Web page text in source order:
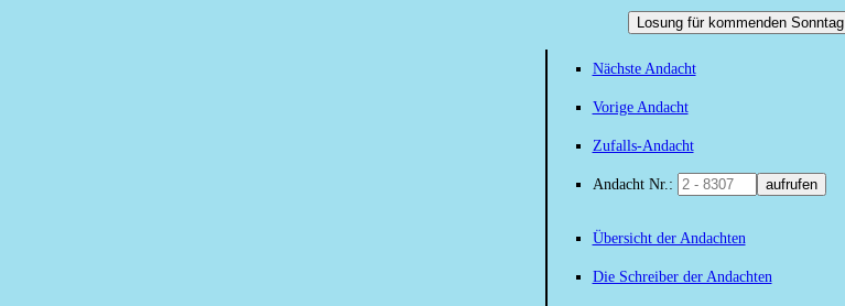
Losung für kommenden Sonntag
Nächste Andacht
Vorige Andacht
Zufalls-Andacht
Andacht Nr.: aufrufen
Übersicht der Andachten
Die Schreiber der Andachten